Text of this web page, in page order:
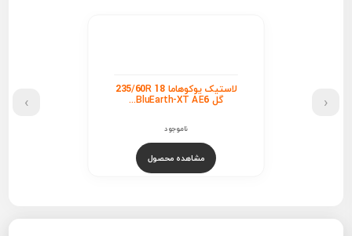
لاستیک یوکوهاما 235/60R 18
گل BluEarth-XT AE6...
ناموجود
مشاهده محصول
‹
›